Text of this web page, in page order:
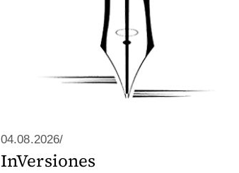
04.08.2026/
InVersiones